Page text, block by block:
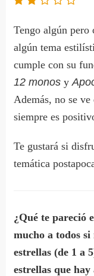
Tengo algún
algún tema
cumple con su
12 monos y
Además, no se
siempre es
Te gustará si
temática
¿Qué te pareció
mucho a todos
estrellas (de 1 a
estrellas que